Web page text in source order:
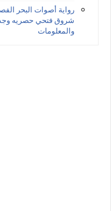
رواية أصوات البحر
شروق فتحي حصريه
والمعلومات